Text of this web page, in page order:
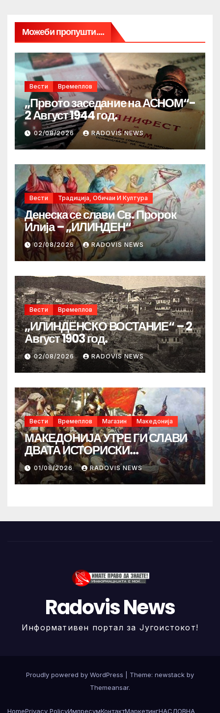
Можеби пропушти....
Вести Времеплов
„Првото заседание на АСНОМ“-
2 Август 1944 год.
02/08/2026 RADOVIS NEWS
Вести Традиција, Обичаи И Култура
Денеска се слави Св. Пророк
Илија – „ИЛИНДЕН“
02/08/2026 RADOVIS NEWS
Вести Времеплов
„ИЛИНДЕНСКО ВОСТАНИЕ“ – 2
Август 1903 год.
02/08/2026 RADOVIS NEWS
Вести Времеплов Магазин Македонија
МАКЕДОНИЈА УТРЕ ГИ СЛАВИ
ДВАТА ИСТОРИСКИ
ИЛИНДЕНА!
01/08/2026 RADOVIS NEWS
Radovis News
Информативен портал за Југоистокот!
Proudly powered by WordPress
Theme: newstack by
Themeansar.
HomePrivacy PolicyИмпресумКонтактМаркетингНАСЛОВНА